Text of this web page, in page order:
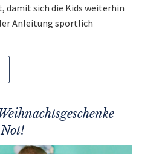
damit sich die Kids weiterhin
Anleitung sportlich